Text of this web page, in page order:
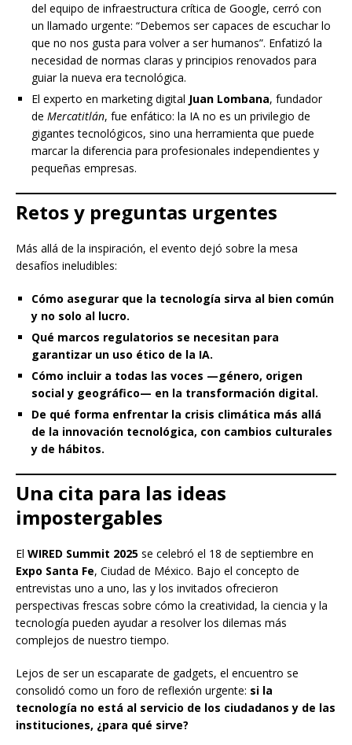
del equipo de infraestructura crítica de Google, cerró con
un llamado urgente: “Debemos ser capaces de escuchar lo
que no nos gusta para volver a ser humanos”. Enfatizó la
necesidad de normas claras y principios renovados para
guiar la nueva era tecnológica.
El experto en marketing digital Juan Lombana, fundador
de Mercatitlán, fue enfático: la IA no es un privilegio de
gigantes tecnológicos, sino una herramienta que puede
marcar la diferencia para profesionales independientes y
pequeñas empresas.
Retos y preguntas urgentes
Más allá de la inspiración, el evento dejó sobre la mesa
desafíos ineludibles:
Cómo asegurar que la tecnología sirva al bien común
y no solo al lucro.
Qué marcos regulatorios se necesitan para
garantizar un uso ético de la IA.
Cómo incluir a todas las voces —género, origen
social y geográfico— en la transformación digital.
De qué forma enfrentar la crisis climática más allá
de la innovación tecnológica, con cambios culturales
y de hábitos.
Una cita para las ideas
impostergables
El WIRED Summit 2025 se celebró el 18 de septiembre en
Expo Santa Fe, Ciudad de México. Bajo el concepto de
entrevistas uno a uno, las y los invitados ofrecieron
perspectivas frescas sobre cómo la creatividad, la ciencia y la
tecnología pueden ayudar a resolver los dilemas más
complejos de nuestro tiempo.
Lejos de ser un escaparate de gadgets, el encuentro se
consolidó como un foro de reflexión urgente: si la
tecnología no está al servicio de los ciudadanos y de las
instituciones, ¿para qué sirve?